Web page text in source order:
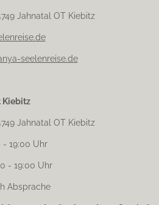
Jahnatal OT Kiebitz
seelenreise.de
Kiebitz
Jahnatal OT Kiebitz
19:00 Uhr
Uhr